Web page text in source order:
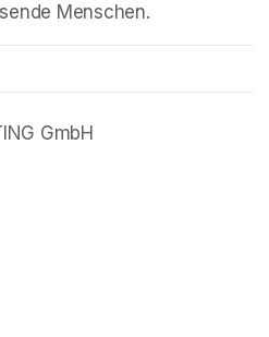
Menschen.
GmbH